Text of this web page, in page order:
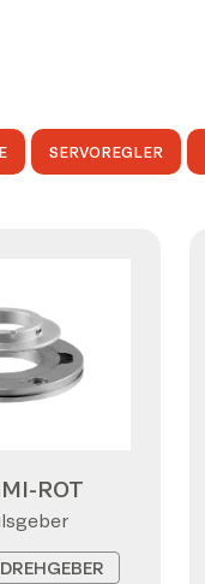
SERVOREGLER
ROT